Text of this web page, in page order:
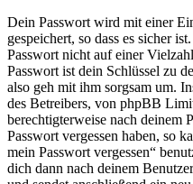
Dein Passwort wird mit einer
gespeichert, so dass es sicher
Passwort nicht auf einer
Passwort ist dein Schlüssel zu
also geh mit ihm sorgsam um.
des Betreibers, von phpBB
berechtigterweise nach deinem
Passwort vergessen haben, so
mein Passwort vergessen“
dich dann nach deinem